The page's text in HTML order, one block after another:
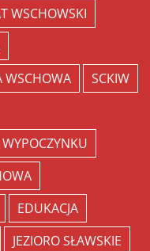
WSCHOWSKI
WSCHOWA
SCKIW
EDUKACJA
JEZIORO SŁAWSKIE